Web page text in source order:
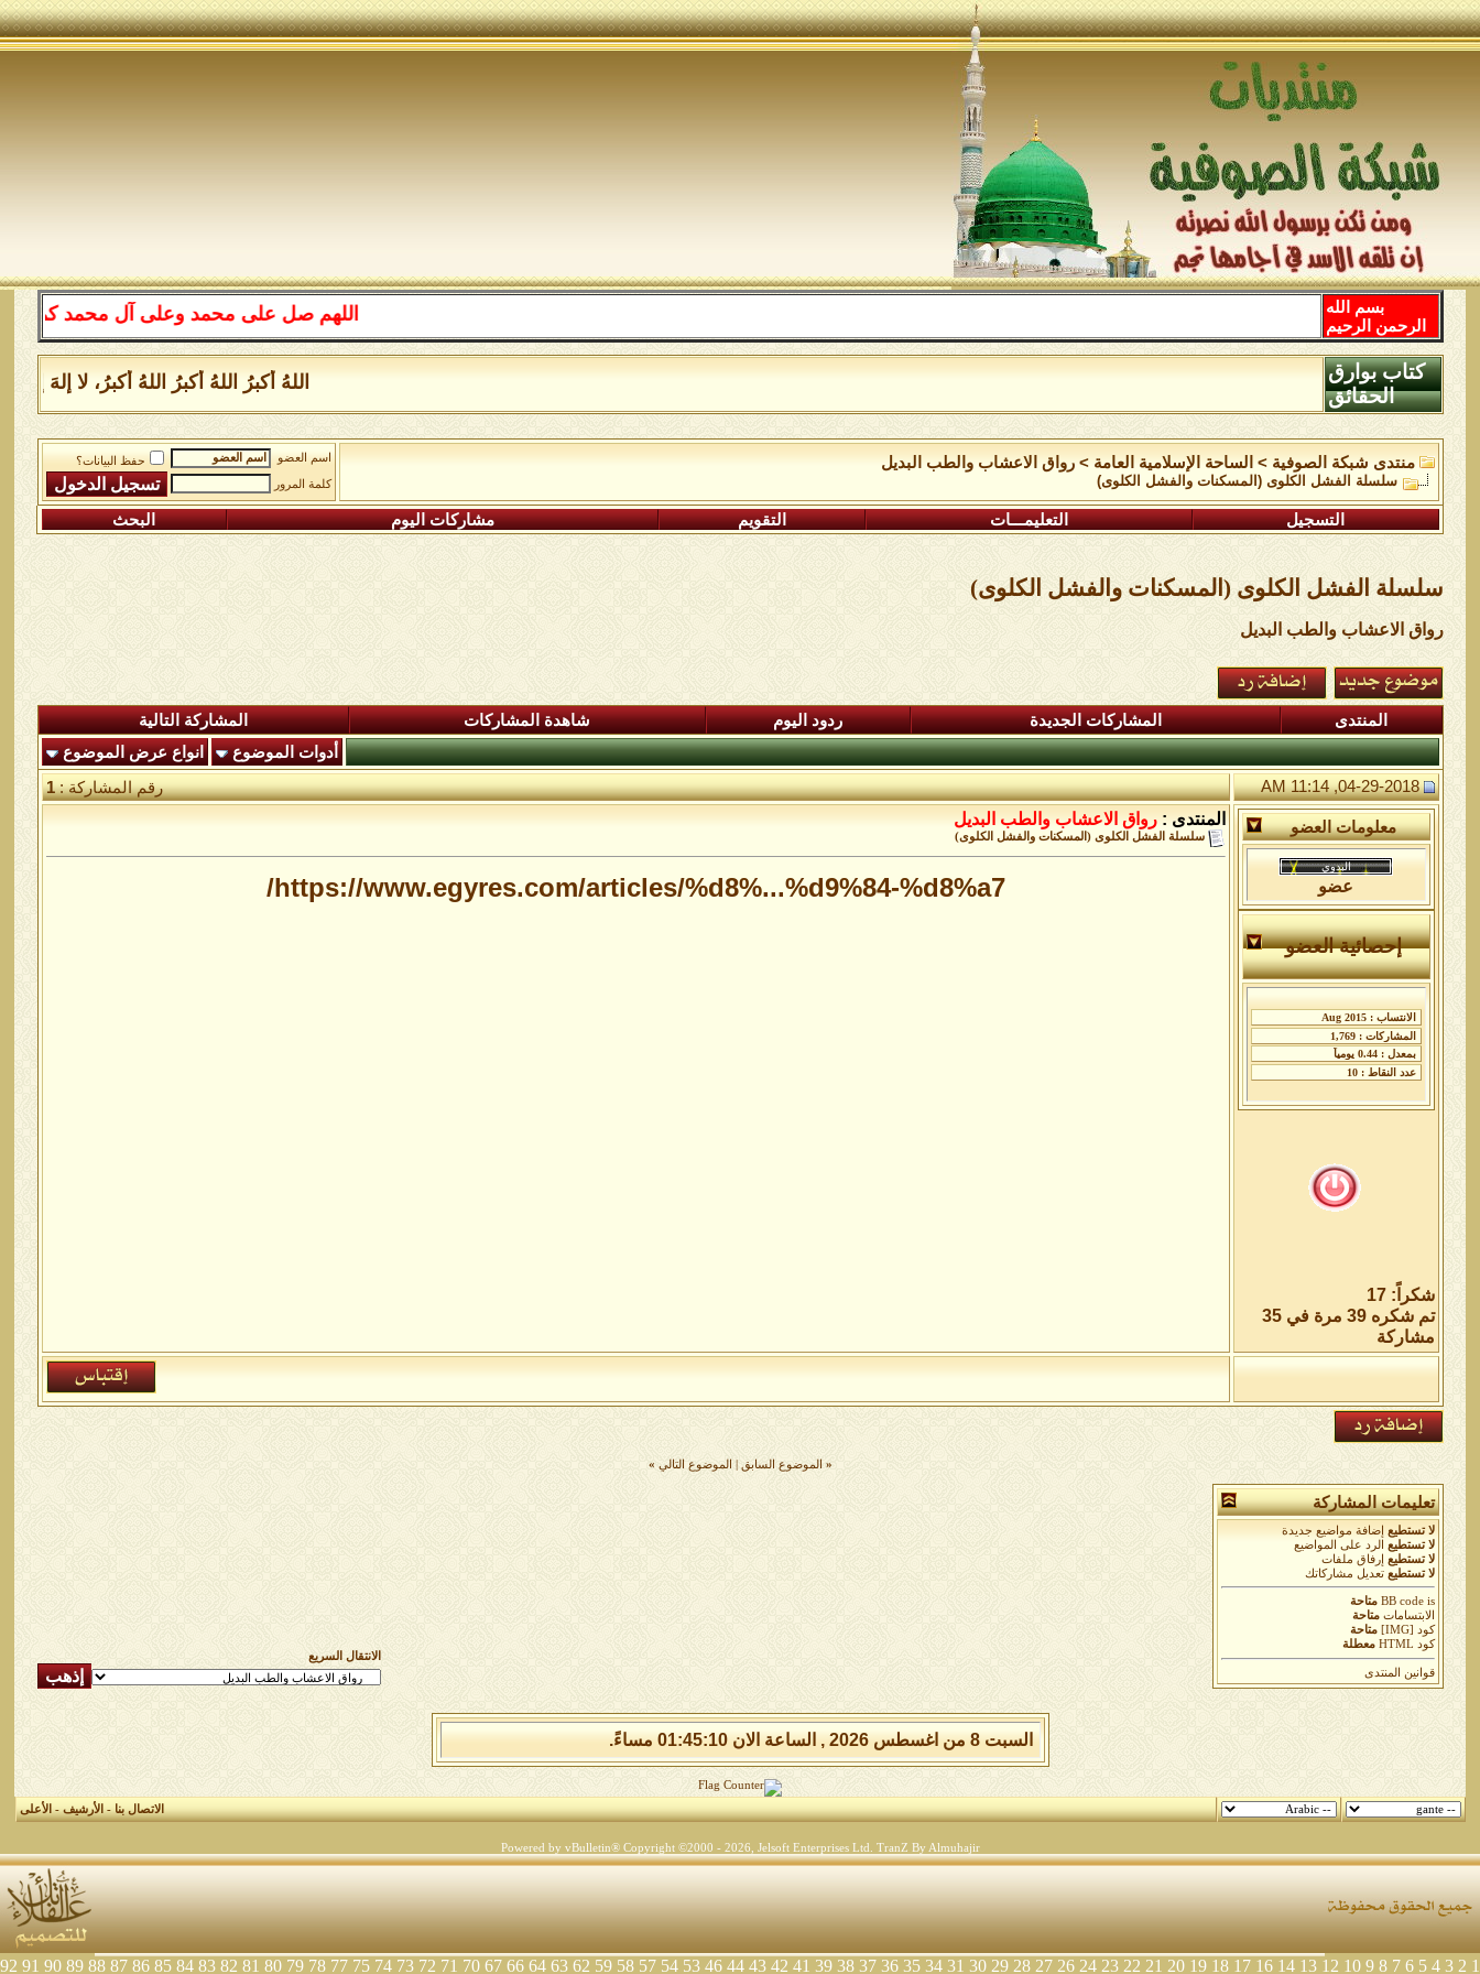
اللهم صل على محمد وعلى آل محمد كما صليت
بسم الله
الرحمن الرحيم
اللهُ أكبرُ اللهُ أكبرُ اللهُ أكبرُ، لا إلهَ
كتاب بوارق
الحقائق
منتدى شبكة الصوفية > الساحة اﻹسلامية العامة >رواق الاعشاب والطب البديل
سلسلة الفشل الكلوى (المسكنات والفشل الكلوى)
اسم العضو
حفظ البيانات؟
كلمة المرور
التسجيل التعليمـــات التقويم مشاركات اليوم البحث
سلسلة الفشل الكلوى (المسكنات والفشل الكلوى)
رواق الاعشاب والطب البديل
المنتدى المشاركات الجديدة ردود اليوم شاهدة المشاركات
المشاركة التالية
أدوات الموضوع
انواع عرض الموضوع
04-29-2018, 11:14 AM
رقم المشاركة :1
معلومات العضو
عضو
إحصائية العضو
شكراً: 17
تم شكره 39 مرة في 35
مشاركة
المنتدى : رواق الاعشاب والطب البديل
سلسلة الفشل الكلوى (المسكنات والفشل الكلوى)
https://www.egyres.com/articles/%d8%...%d9%84-%d8%a7/
« الموضوع السابق الموضوع التالي »
تعليمات المشاركة
لا تستطيع
إضافة مواضيع جديدة
لا تستطيع
الرد على المواضيع
لا تستطيع
إرفاق ملفات
لا تستطيع تعديل مشاركاتك
BB codeis
متاحة
الابتسامات متاحة
كود [IMG]
متاحة
كود HTML
معطلة
قوانين المنتدى
الانتقال السريع
السبت 8 من اغسطس 2026 , الساعة الان 01:45:11 مساءً.
الاتصال بنا-الأرشيف-الأعلى
Powered by vBulletin® Copyright ©2000 - 2026, Jelsoft Enterprises Ltd. TranZ By Almuhajir
1
2
3
4
5
6
7
8
9
10
12
13
14
16
17
18
19
20
21
22
23
24
26
27
28
29
30
31
34
35
36
37
38
39
41
42
43
44
46
53
54
57
58
59
62
63
64
66
67
70
71
72
73
74
75
77
78
79
80
81
82
83
84
85
86
87
88
89
90
91
92